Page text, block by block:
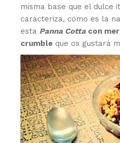
misma base que el dulce
caracteriza, como es la
esta Panna Cotta con
crumble que os gustará